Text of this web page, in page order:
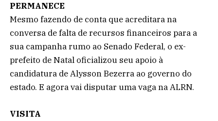
PERMANECE
Mesmo fazendo de conta que acreditara na
conversa de falta de recursos financeiros para a
sua campanha rumo ao Senado Federal, o ex-
prefeito de Natal oficializou seu apoio à
candidatura de Alysson Bezerra ao governo do
estado. E agora vai disputar uma vaga na ALRN.
VISITA